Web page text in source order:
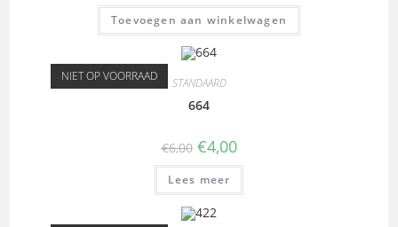
Toevoegen aan winkelwagen
NIET OP VOORRAAD STANDAARD
664
€6,00 €4,00
Lees meer